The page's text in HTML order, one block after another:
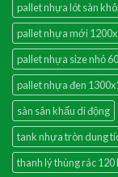
pallet nhựa lót sàn
pallet nhựa mới
pallet nhựa size nhỏ
pallet nhựa đen
sàn sân khấu di động
tank nhựa tròn dung
thanh lý thùng rác 120